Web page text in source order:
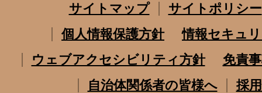
サイトマップ
サイトポリシー
個人情報保護方針
情報セキュ
ウェブアクセシビリティ方針
免責
自治体関係者の皆様へ
採